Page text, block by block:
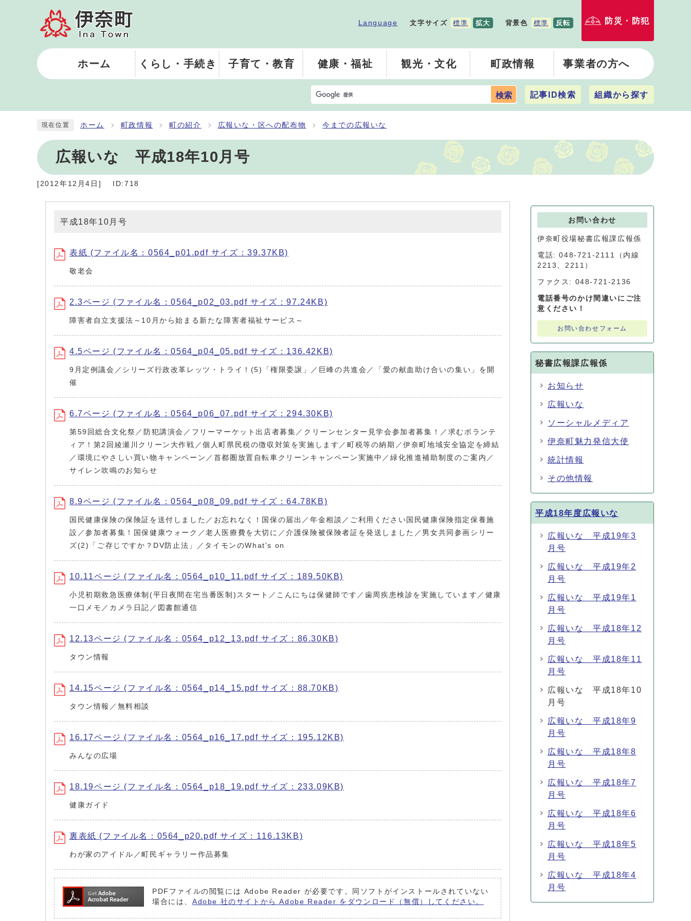
Language 文字サイズ 標準 拡大 背景色 標準 反転 防災・防犯
ホーム くらし・手続き 子育て・教育 健康・福祉 観光・文化 町政情報 事業者の方へ
検索 記事ID検索 組織から探す
現在位置 ホーム 町政情報 町の紹介 広報いな・区への配布物 今までの広報いな
広報いな 平成18年10月号
[2012年12月4日 ] ID:718
平成18年10月号
表紙 (ファイル名：0564_p01.pdf サイズ：39.37KB)
敬老会
2.3ページ (ファイル名：0564_p02_03.pdf サイズ：97.24KB)
障害者自立支援法～10月から始まる新たな障害者福祉サービス～
4.5ページ (ファイル名：0564_p04_05.pdf サイズ：136.42KB)
9月定例議会／シリーズ行政改革レッツ・トライ！(5)「権限委譲」／巨峰の共進会／「愛の献血助け合いの集い」を開
催
6.7ページ (ファイル名：0564_p06_07.pdf サイズ：294.30KB)
第59回総合文化祭／防犯講演会／フリーマーケット出店者募集／クリーンセンター見学会参加者募集！／求むボランテ
ィア！第2回綾瀬川クリーン大作戦／個人町県民税の徴収対策を実施します／町税等の納期／伊奈町地域安全協定を締結
／環境にやさしい買い物キャンペーン／首都圏放置自転車クリーンキャンペーン実施中／緑化推進補助制度のご案内／
サイレン吹鳴のお知らせ
8.9ページ (ファイル名：0564_p08_09.pdf サイズ：64.78KB)
国民健康保険の保険証を送付しました／お忘れなく！国保の届出／年金相談／ご利用ください国民健康保険指定保養施
設／参加者募集！国保健康ウォーク／老人医療費を大切に／介護保険被保険者証を発送しました／男女共同参画シリー
ズ(2)「ご存じですか？DV防止法」／タイモンのWhat's on
10.11ページ (ファイル名：0564_p10_11.pdf サイズ：189.50KB)
小児初期救急医療体制(平日夜間在宅当番医制)スタート／こんにちは保健師です／歯周疾患検診を実施しています／健康
一口メモ／カメラ日記／図書館通信
12.13ページ (ファイル名：0564_p12_13.pdf サイズ：86.30KB)
タウン情報
14.15ページ (ファイル名：0564_p14_15.pdf サイズ：88.70KB)
タウン情報／無料相談
16.17ページ (ファイル名：0564_p16_17.pdf サイズ：195.12KB)
みんなの広場
18.19ページ (ファイル名：0564_p18_19.pdf サイズ：233.09KB)
健康ガイド
裏表紙 (ファイル名：0564_p20.pdf サイズ：116.13KB)
わが家のアイドル／町民ギャラリー作品募集
PDFファイルの閲覧には Adobe Reader が必要です。同ソフトがインストールされていない
場合には、 Adobe 社のサイトから Adobe Reader をダウンロード（無償）してください。
お問い合わせ
伊奈町役場秘書広報課広報係
電話: 048-721-2111（内線
2213、2211）
ファクス: 048-721-2136
電話番号のかけ間違いにご注
意ください！
お問い合わせフォーム
秘書広報課広報係
お知らせ
広報いな
ソーシャルメディア
伊奈町魅力発信大使
統計情報
その他情報
平成18年度広報いな
広報いな 平成19年3
月号
広報いな 平成19年2
月号
広報いな 平成19年1
月号
広報いな 平成18年12
月号
広報いな 平成18年11
月号
広報いな 平成18年10
月号
広報いな 平成18年9
月号
広報いな 平成18年8
月号
広報いな 平成18年7
月号
広報いな 平成18年6
月号
広報いな 平成18年5
月号
広報いな 平成18年4
月号